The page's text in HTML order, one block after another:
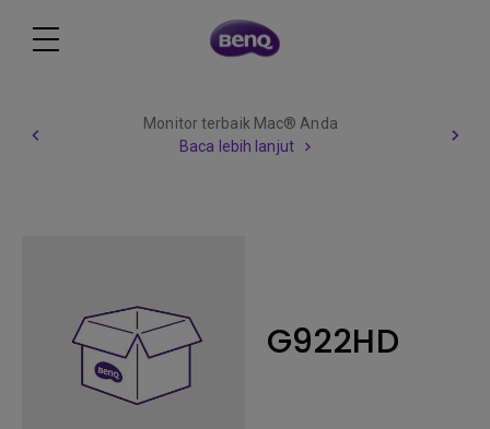
Monitor terbaik Mac® Anda
Baca lebih lanjut
G922HD